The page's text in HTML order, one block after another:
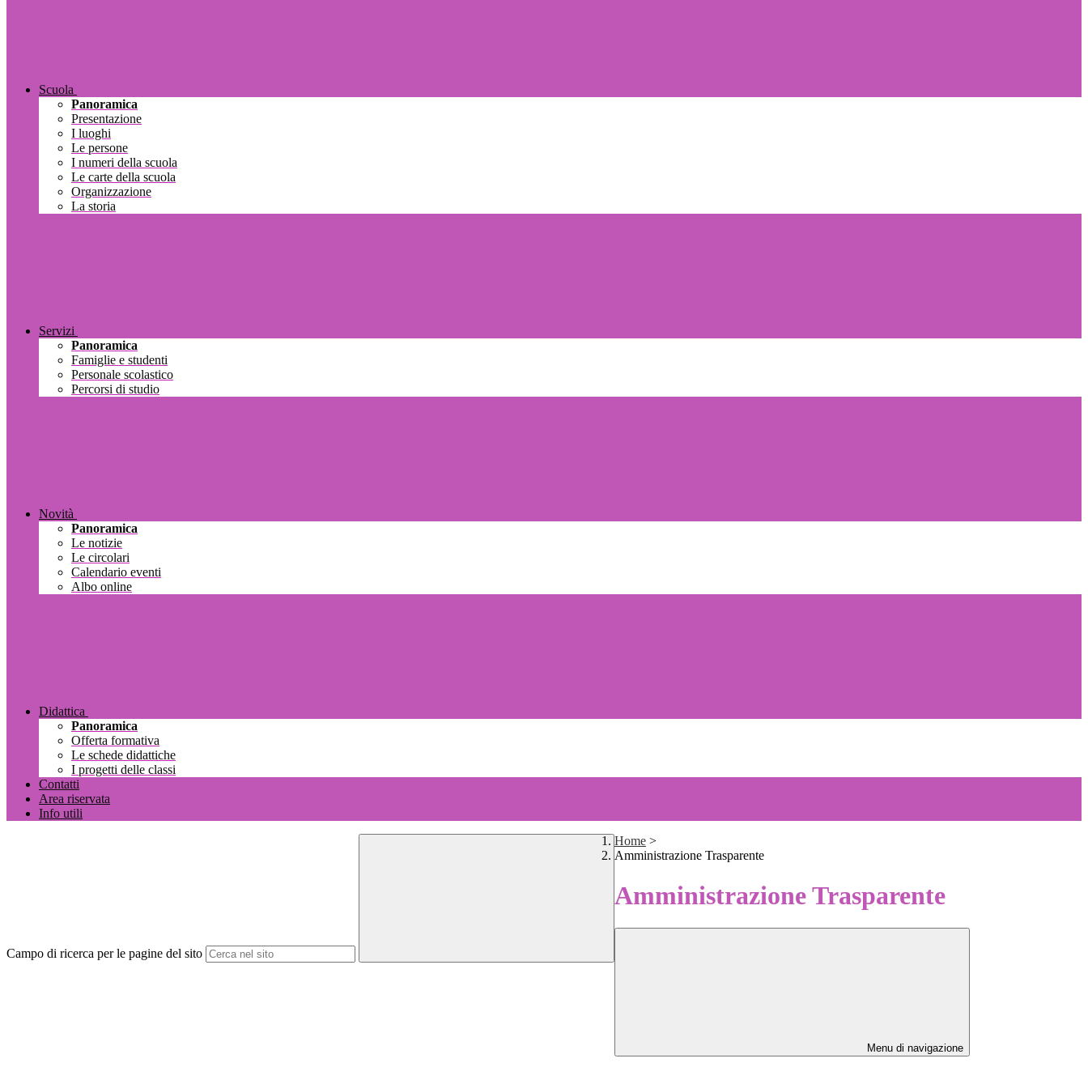
Scuola
Panoramica
Presentazione
I luoghi
Le persone
I numeri della scuola
Le carte della scuola
Organizzazione
La storia
Servizi
Panoramica
Famiglie e studenti
Personale scolastico
Percorsi di studio
Novità
Panoramica
Le notizie
Le circolari
Calendario eventi
Albo online
Didattica
Panoramica
Offerta formativa
Le schede didattiche
I progetti delle classi
Contatti
Area riservata
Info utili
Campo di ricerca per le pagine del sito
Home >
Amministrazione Trasparente
Amministrazione Trasparente
Menu di navigazione